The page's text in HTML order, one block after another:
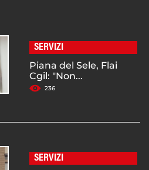
SERVIZI
Piana del Sele, Flai
Cgil: "Non...
236
SERVIZI